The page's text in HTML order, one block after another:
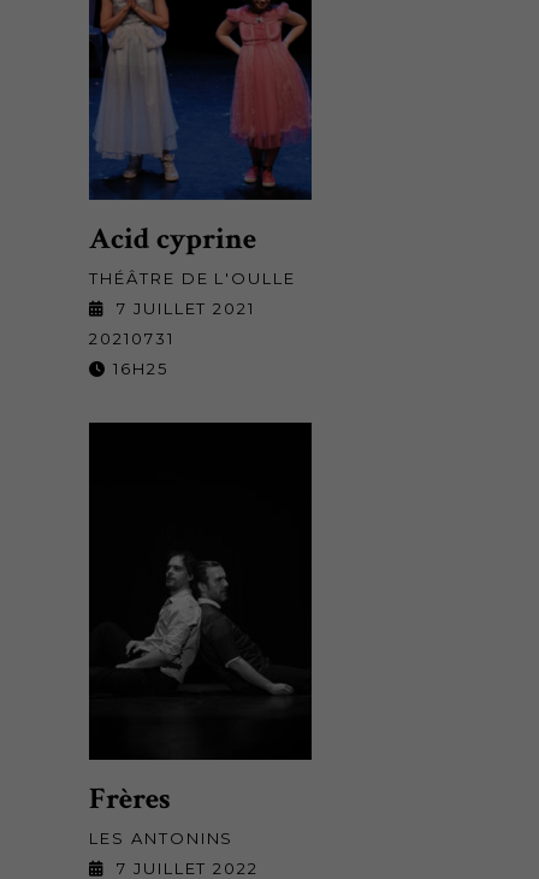
Acid cyprine
THÉÂTRE DE L'OULLE
7 JUILLET 2021
20210731
16H25
Frères
LES ANTONINS
7 JUILLET 2022